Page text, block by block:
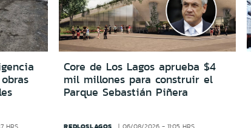
Core de Los Lagos aprueba $4
mil millones para construir el
Parque Sebastián Piñera
REDLOSLAGOS